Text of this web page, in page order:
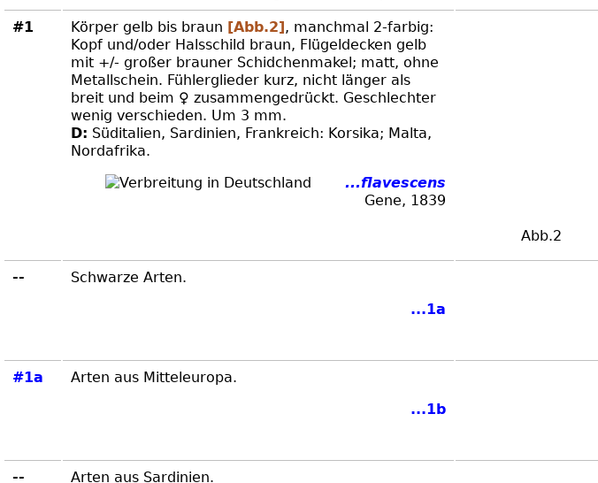
#1 Körper gelb bis braun [Abb.2], manchmal 2-farbig:
Kopf und/oder Halsschild braun, Flügeldecken gelb
mit +/- großer brauner Schidchenmakel; matt, ohne
Metallschein. Fühlerglieder kurz, nicht länger als
breit und beim ♀ zusammengedrückt. Geschlechter
wenig verschieden. Um 3 mm.
D: Süditalien, Sardinien, Frankreich: Korsika; Malta,
Nordafrika.
...flavescens
Gene, 1839
Abb.2
--
Schwarze Arten.
...1a
#1a
Arten aus Mitteleuropa.
...1b
--
Arten aus Sardinien.